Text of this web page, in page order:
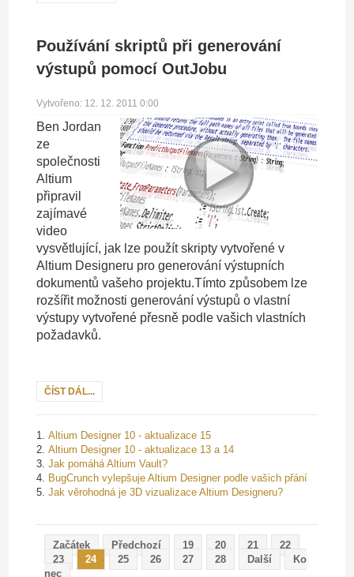
Používání skriptů při generování
výstupů pomocí OutJobu
Vytvořeno: 12. 12. 2011 0:00
Ben Jordan
ze
společnosti
Altium
připravil
zajímavé
video
vysvětlující, jak lze použít skripty vytvořené v
Altium Designeru pro generování výstupních
dokumentů vašeho projektu.Tímto způsobem lze
rozšířit možnosti generování výstupů o vlastní
výstupy vytvořené přesně podle vašich vlastních
požadavků.
ČÍST DÁL...
Altium Designer 10 - aktualizace 15
Altium Designer 10 - aktualizace 13 a 14
Jak pomáhá Altium Vault?
BugCrunch vylepšuje Altium Designer podle vašich přání
Jak věrohodná je 3D vizualizace Altium Designeru?
Začátek Předchozí 19 20 21
22
23
24 25 26 27 28 Další
Ko
nec